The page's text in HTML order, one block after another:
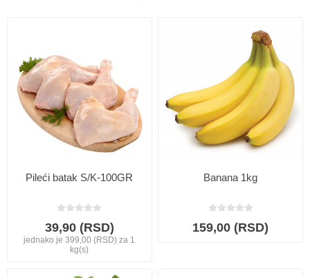
Pileći batak S/K-100GR
39,90 (RSD)
jednako je 399,00 (RSD) za 1
kg(s)
Banana 1kg
159,00 (RSD)